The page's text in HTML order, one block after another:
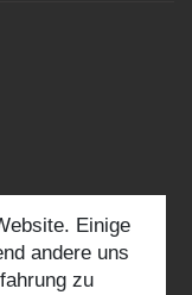
Einige
andere uns
zu